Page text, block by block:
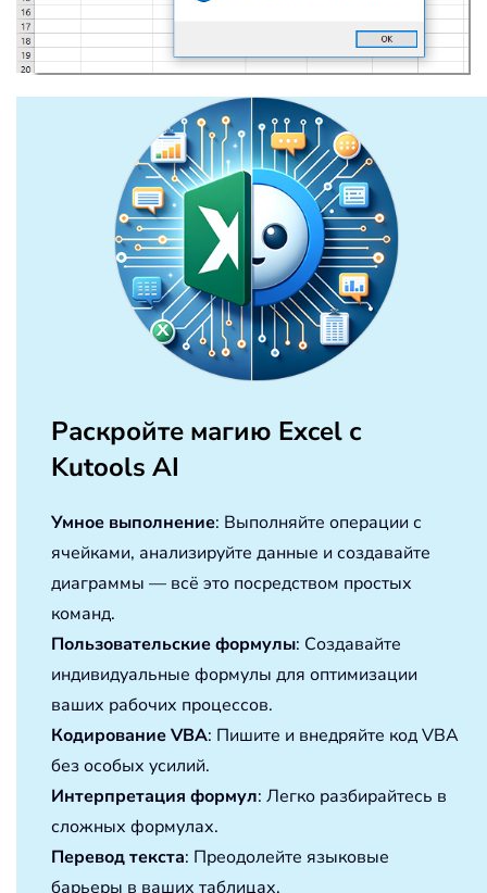
Раскройте магию Excel с
Kutools AI
Умное выполнение: Выполняйте операции с
ячейками, анализируйте данные и создавайте
диаграммы — всё это посредством простых
команд.
Пользовательские формулы: Создавайте
индивидуальные формулы для оптимизации
ваших рабочих процессов.
Кодирование VBA: Пишите и внедряйте код VBA
без особых усилий.
Интерпретация формул: Легко разбирайтесь в
сложных формулах.
Перевод текста: Преодолейте языковые
барьеры в ваших таблицах.